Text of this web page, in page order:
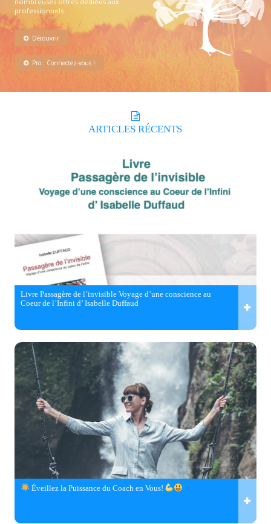
professionnels.
Découvrir
Pro : Connectez-vous !
ARTICLES RÉCENTS
Livre Passagère de l’invisible Voyage d’une conscience au
Coeur de l’Infini d’ Isabelle Duffaud
Éveillez la Puissance du Coach en Vous!